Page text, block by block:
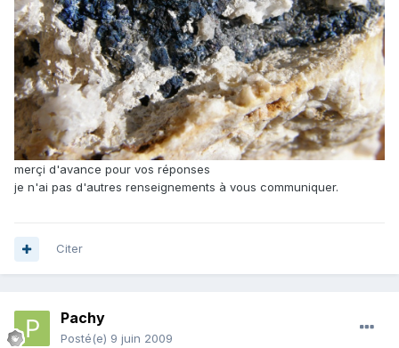
merçi d'avance pour vos réponses
je n'ai pas d'autres renseignements à vous communiquer.
Citer
Pachy
Posté(e) 9 juin 2009